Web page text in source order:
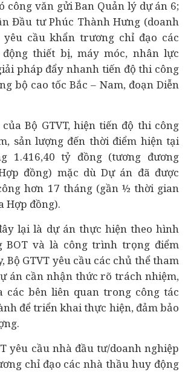
công văn gửi Ban Quản lý dự án 6;
Đầu tư Phúc Thành Hưng (doanh
yêu cầu khẩn trương chỉ đạo các
thiết bị, máy móc, nhân lực
pháp đẩy nhanh tiến độ thi công
bộ cao tốc Bắc – Nam, đoạn Diễn
Bộ GTVT, hiện tiến độ thi công
sản lượng đến thời điểm hiện tại
1.416,40 tỷ đồng (tương đương
đồng) mặc dù Dự án đã được
hơn 17 tháng (gần ½ thời gian
Hợp đồng).
lại là dự án thực hiện theo hình
BOT và là công trình trọng điểm
Bộ GTVT yêu cầu các chủ thể tham
án cần nhận thức rõ trách nhiệm,
các bên liên quan trong công tác
để triển khai thực hiện, đảm bảo
yêu cầu nhà đầu tư/doanh nghiệp
chỉ đạo các nhà thầu huy động